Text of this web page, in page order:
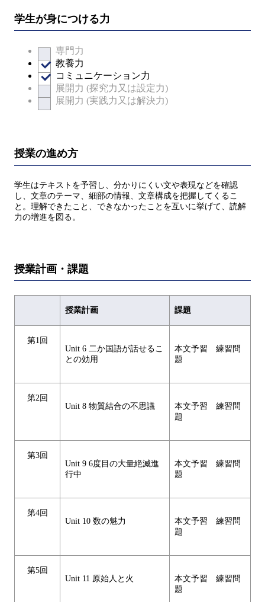
学生が身につける力
専門力
教養力
コミュニケーション力
展開力 (探究力又は設定力)
展開力 (実践力又は解決力)
授業の進め方
学生はテキストを予習し、分かりにくい文や表現などを確認
し、文章のテーマ、細部の情報、文章構成を把握してくるこ
と。理解できたこと、できなかったことを互いに挙げて、読解
力の増進を図る。
授業計画・課題
授業計画 課題
第1回
Unit 6 二か国語が話せるこ
との効用
本文予習 練習問
題
第2回
Unit 8 物質結合の不思議
本文予習 練習問
題
第3回
Unit 9 6度目の大量絶滅進
行中
本文予習 練習問
題
第4回
Unit 10 数の魅力
本文予習 練習問
題
第5回
Unit 11 原始人と火
本文予習 練習問
題